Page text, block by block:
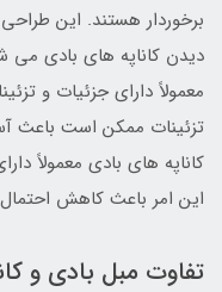
برخوردار هستند. این
دیدن کاناپه های بادی می
معمولاً دارای جزئیات و
تزئینات ممکن است باعث
کاناپه های بادی معمولاً
این امر باعث کاهش
تفاوت مبل بادی و